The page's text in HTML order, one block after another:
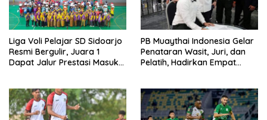
Liga Voli Pelajar SD Sidoarjo
Resmi Bergulir, Juara 1
Dapat Jalur Prestasi Masuk
PB Muaythai Indonesia Gelar
Penataran Wasit, Juri, dan
Pelatih, Hadirkan Empat